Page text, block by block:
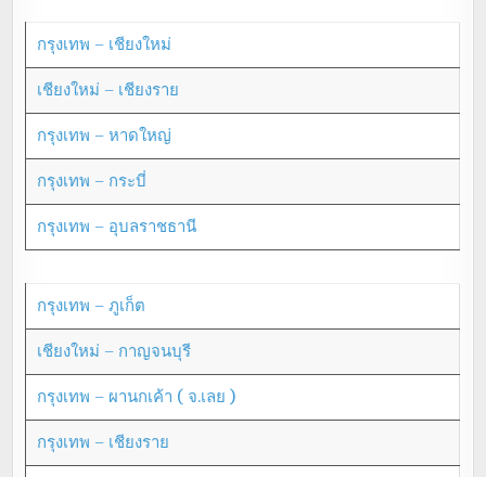
กรุงเทพ – เชียงใหม่
เชียงใหม่ – เชียงราย
กรุงเทพ – หาดใหญ่
กรุงเทพ – กระบี่
กรุงเทพ – อุบลราชธานี
กรุงเทพ – ภูเก็ต
เชียงใหม่ – กาญจนบุรี
กรุงเทพ – ผานกเค้า ( จ.เลย )
กรุงเทพ – เชียงราย